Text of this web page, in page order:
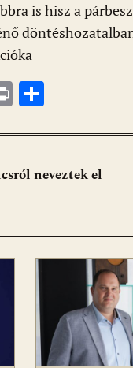
is hisz a
Pr
t za
m
neveztek el